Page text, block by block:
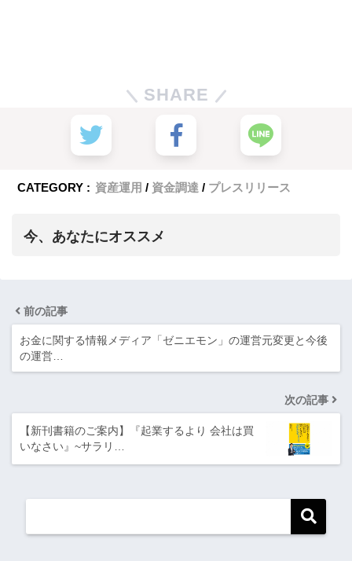
SHARE
CATEGORY : 資産運用 資金調達 プレスリリース
今、あなたにオススメ
前の記事
お金に関する情報メディア「ゼニエモン」の運営元変更と今後
の運営…
次の記事
【新刊書籍のご案内】『起業するより 会社は買
いなさい』~サラリ…